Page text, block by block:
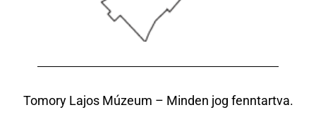
Tomory Lajos Múzeum – Minden jog fenntartva.